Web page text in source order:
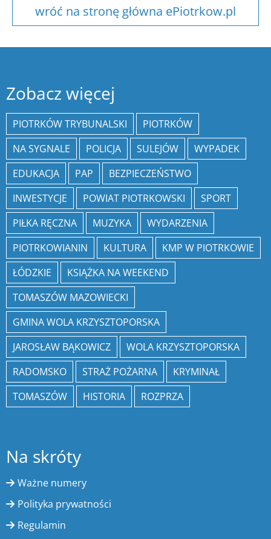
wróć na stronę główna ePiotrkow.pl
Zobacz więcej
PIOTRKÓW TRYBUNALSKI
PIOTRKÓW
NA SYGNALE
POLICJA SULEJÓW
WYPADEK
EDUKACJA
PAP
BEZPIECZEŃSTWO
INWESTYCJE
POWIAT PIOTRKOWSKI
SPORT
PIŁKA RĘCZNA
MUZYKA
WYDARZENIA
PIOTRKOWIANIN
KULTURA
KMP W PIOTRKOWIE
ŁÓDZKIE
KSIĄŻKA NA WEEKEND
TOMASZÓW MAZOWIECKI
GMINA WOLA KRZYSZTOPORSKA
JAROSŁAW BĄKOWICZ
WOLA KRZYSZTOPORSKA
RADOMSKO
STRAŻ POŻARNA
KRYMINAŁ
TOMASZÓW
HISTORIA ROZPRZA
Na skróty
Ważne numery
Polityka prywatności
Regulamin